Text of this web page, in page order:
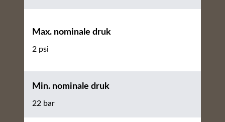
Max. nominale druk
2 psi
Min. nominale druk
22 bar